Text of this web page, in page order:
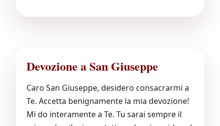
Devozione a San Giuseppe
Caro San Giuseppe, desidero consacrarmi a
Te. Accetta benignamente la mia devozione!
Mi do interamente a Te. Tu sarai sempre il